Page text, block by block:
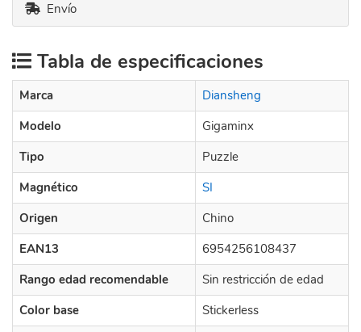
Envío
Tabla de especificaciones
Marca
Diansheng
Modelo
Gigaminx
Tipo
Puzzle
Magnético
SI
Origen
Chino
EAN13
6954256108437
Rango edad recomendable
Sin restricción de edad
Color base
Stickerless